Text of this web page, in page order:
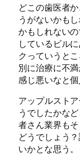
どこの歯医者
うがないかも
かもしれない
しているビル
クっていうとこ
別に治療に不
感じ悪いなと個
アップルスト
うでしたかな
者さん業界も
どうでしょう
いかとな思う。